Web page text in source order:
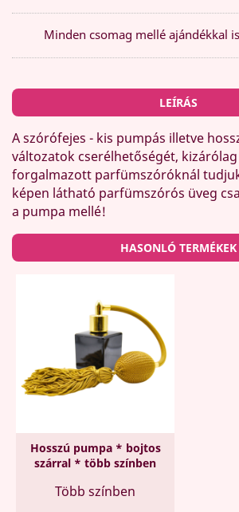
Minden csomag mellé ajándékkal
LEÍRÁS
A szórófejes - kis pumpás illetve
változatok cserélhetőségét,
forgalmazott parfümszóróknál
képen látható parfümszórós üveg
a pumpa mellé!
HASONLÓ TERMÉKEK
Hosszú pumpa * bojtos
szárral * több színben
Több színben